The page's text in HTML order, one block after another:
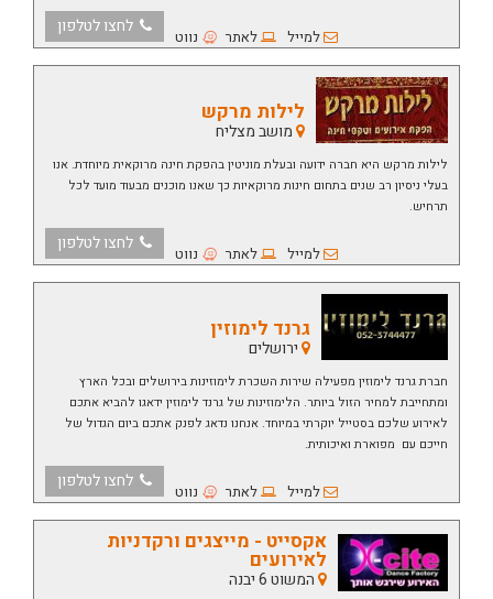
למייל לאתר נווט לחצו לטלפון
לילות מרקש
מושב מצליח
לילות מרקש היא חברה ידועה ובעלת מוניטין בהפקת חינה מרוקאית מיוחדת. אנו
בעלי ניסיון רב שנים בתחום חינות מרוקאיות כך שאנו מוכנים מבעוד מועד לכל
תרחיש.
למייל לאתר נווט לחצו לטלפון
גרנד לימוזין
ירושלים
חברת גרנד לימוזין מפעילה שירות השכרת לימוזינות בירושלים ובכל הארץ
ומתחייבת למחיר הזול ביותר. הלימוזינות של גרנד לימוזין ידאגו להביא אתכם
לאירוע שלכם בסטייל יוקרתי במיוחד. אנחנו נדאג לפנק אתכם ביום הגדול של
חייכם עם מפוארת ואיכותית.
למייל לאתר נווט לחצו לטלפון
אקסייט - מייצגים ורקדניות
לאירועים
המשוט 6 יבנה